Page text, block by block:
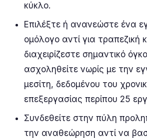
κύκλο.
Επιλέξτε ή ανανεώστε ένα
ομόλογο αντί για τραπεζική
διαχειρίζεστε σημαντικό
ασχοληθείτε νωρίς με την
μεσίτη, δεδομένου του
επεξεργασίας περίπου 25
Συνδεθείτε στην πύλη
την αναθεώρηση αντί να